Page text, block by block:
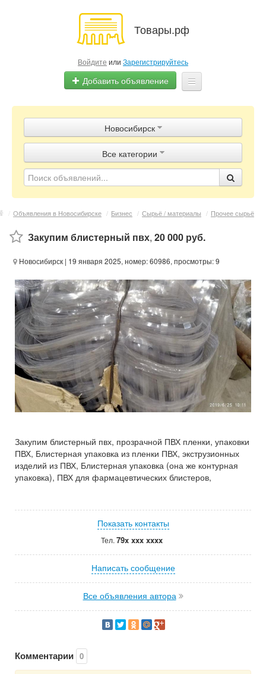
Товары.рф
Войдите или Зарегистрируйтесь
Добавить объявление
Объявления
Магазины
Контакты
Новосибирск
Все категории
Объявления в Новосибирске / Бизнес / Сырьё / материалы / Прочее сырьё
Закупим блистерный пвх, 20 000 руб.
Новосибирск | 19 января 2025, номер: 60986, просмотры: 9
Закупим блистерный пвх, прозрачной ПВХ пленки, упаковки
ПВХ, Блистерная упаковка из пленки ПВХ, экструзионных
изделий из ПВХ, Блистерная упаковка (она же контурная
упаковка), ПВХ для фармацевтических блистеров,
Показать контакты
Тел. 79x xxx xxxx
Написать сообщение
Все объявления автора
Комментарии 0